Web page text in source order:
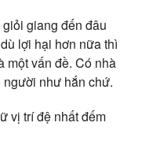
giang đến đâu
lợi hại hơn nữa thì
một vấn đề. Có nhà
như hắn chứ.
vị trí đệ nhất đếm